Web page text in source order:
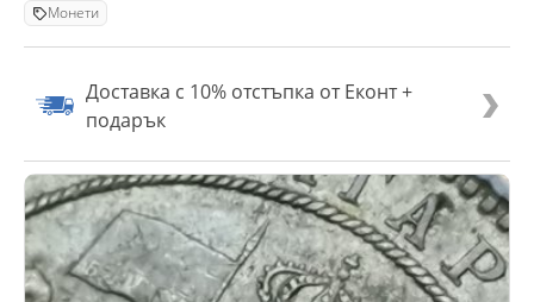
Монети
Доставка с 10% отстъпка от Еконт +
подарък